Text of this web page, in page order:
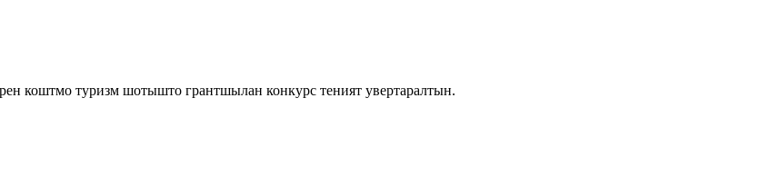
коштмо туризм шотышто грантшылан конкурс теният увертаралтын.